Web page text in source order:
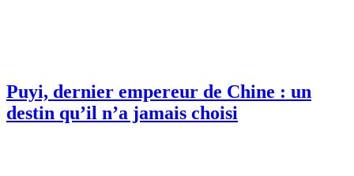
Puyi, dernier empereur de Chine : un
destin qu’il n’a jamais choisi